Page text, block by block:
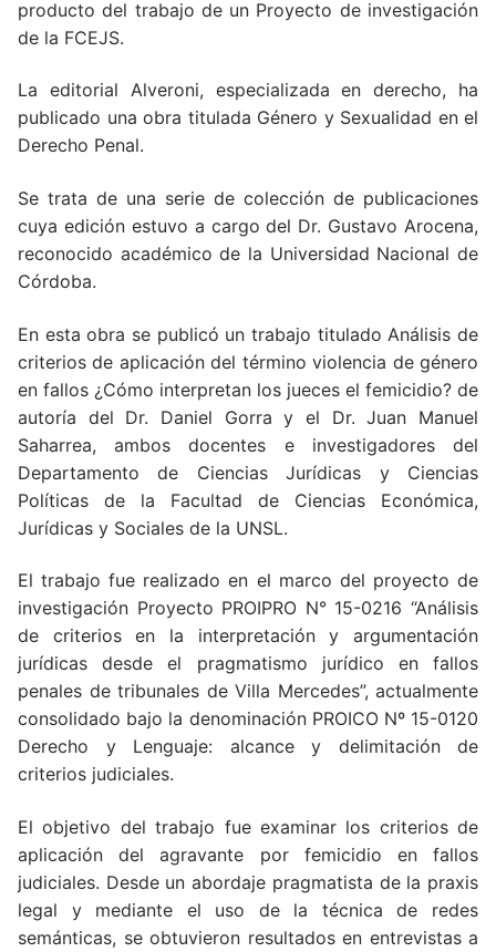
producto del trabajo de un Proyecto de investigación
de la FCEJS.
La editorial Alveroni, especializada en derecho, ha
publicado una obra titulada Género y Sexualidad en el
Derecho Penal.
Se trata de una serie de colección de publicaciones
cuya edición estuvo a cargo del Dr. Gustavo Arocena,
reconocido académico de la Universidad Nacional de
Córdoba.
En esta obra se publicó un trabajo titulado Análisis de
criterios de aplicación del término violencia de género
en fallos ¿Cómo interpretan los jueces el femicidio? de
autoría del Dr. Daniel Gorra y el Dr. Juan Manuel
Saharrea, ambos docentes e investigadores del
Departamento de Ciencias Jurídicas y Ciencias
Políticas de la Facultad de Ciencias Económica,
Jurídicas y Sociales de la UNSL.
El trabajo fue realizado en el marco del proyecto de
investigación Proyecto PROIPRO N° 15-0216 “Análisis
de criterios en la interpretación y argumentación
jurídicas desde el pragmatismo jurídico en fallos
penales de tribunales de Villa Mercedes”, actualmente
consolidado bajo la denominación PROICO Nº 15-0120
Derecho y Lenguaje: alcance y delimitación de
criterios judiciales.
El objetivo del trabajo fue examinar los criterios de
aplicación del agravante por femicidio en fallos
judiciales. Desde un abordaje pragmatista de la praxis
legal y mediante el uso de la técnica de redes
semánticas, se obtuvieron resultados en entrevistas a